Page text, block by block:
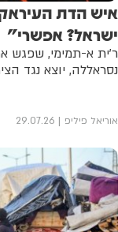
איש הדת
ישראל? אפשרי"
ר'ית א-תמימי, שפגש
נסראללה, יוצא נגד
אוריאל פיליפ 29.07.26